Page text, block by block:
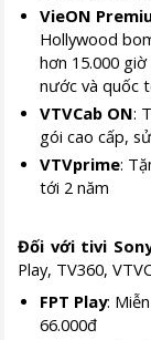
VieON
Hollywood
hơn 15.000
nước và quốc
VTVCab ON:
gói cao cấp,
VTVprime:
tới 2 năm
Đối với tivi
Play, TV360,
FPT Play:
66.000đ